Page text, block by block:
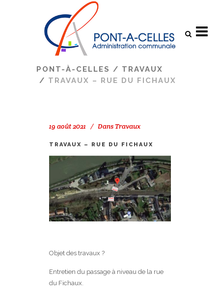
PONT-À-CELLES / TRAVAUX
/ TRAVAUX – RUE DU FICHAUX
19 août 2021 Dans Travaux
TRAVAUX – RUE DU FICHAUX
Objet des travaux ?
Entretien du passage à niveau de la rue
du Fichaux.